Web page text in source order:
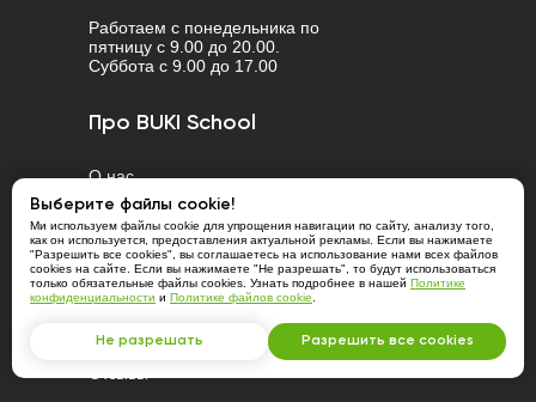
Работаем с понедельника по
пятницу с 9.00 до 20.00.
Cуббота с 9.00 до 17.00
Про BUKI School
О нас
Контакты
Как это работает
Наши репетиторы
Учебный процесс
Выберите файлы cookie!
Ми используем файлы cookie для упрощения навигации по сайту, анализу того,
как он используется, предоставления актуальной рекламы. Если вы нажимаете
"Разрешить все cookies", вы соглашаетесь на использование нами всех файлов
cookies на сайте. Если вы нажимаете "Не разрешать", то будут использоваться
только обязательные файлы cookies. Узнать подробнее в нашей Политике
конфиденциальности и Политике файлов cookie
Разрешить все cookies
Не разрешать